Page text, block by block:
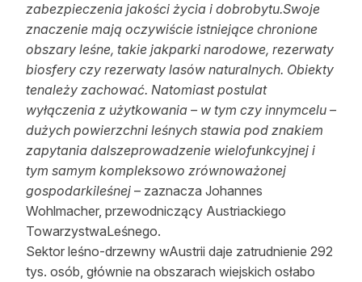
zabezpieczenia jakości życia i dobrobytu.Swoje
znaczenie mają oczywiście istniejące chronione
obszary leśne, takie jakparki narodowe, rezerwaty
biosfery czy rezerwaty lasów naturalnych. Obiekty
tenależy zachować. Natomiast postulat
wyłączenia z użytkowania – w tym czy innymcelu –
dużych powierzchni leśnych stawia pod znakiem
zapytania dalszeprowadzenie wielofunkcyjnej i
tym samym kompleksowo zrównoważonej
gospodarkileśnej – zaznacza Johannes
Wohlmacher, przewodniczący Austriackiego
TowarzystwaLeśnego.
Sektor leśno-drzewny wAustrii daje zatrudnienie 292
tys. osób, głównie na obszarach wiejskich osłabo